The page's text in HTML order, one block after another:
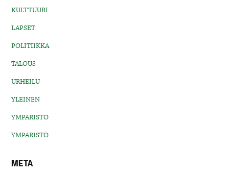
KULTTUURI
LAPSET
POLITIIKKA
TALOUS
URHEILU
YLEINEN
YMPÄRISTÖ
YMPÄRISTÖ
META